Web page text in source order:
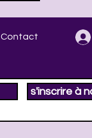
Contact
s'inscrire à